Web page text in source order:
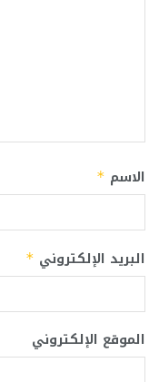
الاسم *
البريد الإلكتروني *
الموقع الإلكتروني